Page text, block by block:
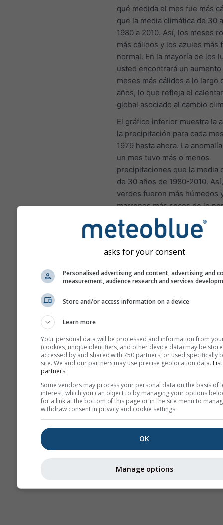
qué medida el mes fue más
que la media climática de 30
1980 a 2010. Así, los meses
más cálidos y los azules más
normal. En la mayoría de los
usted encontrará un
meses más cálidos a lo largo
años, lo que refleja el
global asociado al cambio
El gráfico inferior muestra la
la precipitación para cada
1979 hasta ahora. La
un mes tuvo más o menos
precipitaciones que la media
de 30 años de 1980-2010.
verdes fueron más húmedos
marrones más secos de lo
Cambio climático - Sorède
mes
Jun
Sep Oct Nov
asks for your consent
Personalised advertising and content, advertising and
measurement, audience research and services
Store and/or access information on a device
Learn more
Your personal data will be processed and information from
(cookies, unique identifiers, and other device data) may be
accessed by and shared with 750 partners, or used specifically
site. We and our partners may use precise geolocation data.
partners.
Some vendors may process your personal data on the basis of
interest, which you can object to by managing your options
for a link at the bottom of this page or in the site menu to
withdraw consent in privacy and cookie settings.
OK
Manage options